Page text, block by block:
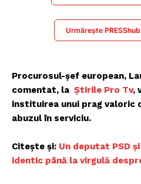
Urmărește
Procurosul-şef european,
comentat, la Știrile Pro Tv,
instituirea unui prag valoric
abuzul în serviciu.
Citește și: Un deputat PSD
identic până la virgulă